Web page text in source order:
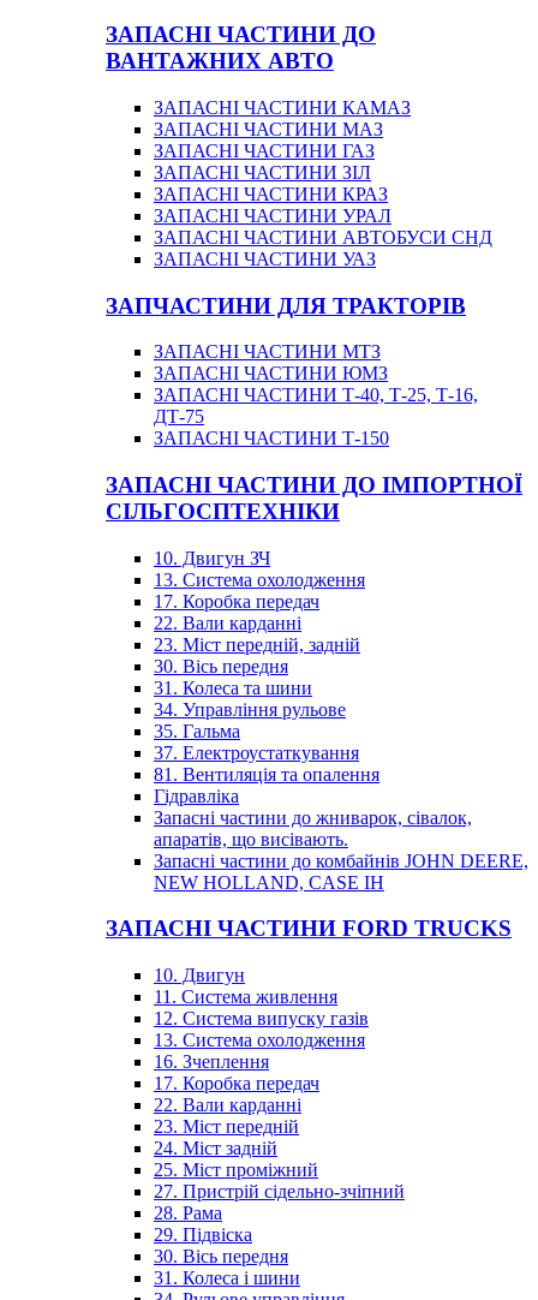
ЗАПАСНІ ЧАСТИНИ ДО
ВАНТАЖНИХ АВТО
ЗАПАСНІ ЧАСТИНИ КАМАЗ
ЗАПАСНІ ЧАСТИНИ МАЗ
ЗАПАСНІ ЧАСТИНИ ГАЗ
ЗАПАСНІ ЧАСТИНИ ЗІЛ
ЗАПАСНІ ЧАСТИНИ КРАЗ
ЗАПАСНІ ЧАСТИНИ УРАЛ
ЗАПАСНІ ЧАСТИНИ АВТОБУСИ СНД
ЗАПАСНІ ЧАСТИНИ УАЗ
ЗАПЧАСТИНИ ДЛЯ ТРАКТОРІВ
ЗАПАСНІ ЧАСТИНИ МТЗ
ЗАПАСНІ ЧАСТИНИ ЮМЗ
ЗАПАСНІ ЧАСТИНИ Т-40, Т-25, Т-16,
ДТ-75
ЗАПАСНІ ЧАСТИНИ Т-150
ЗАПАСНІ ЧАСТИНИ ДО ІМПОРТНОЇ
СІЛЬГОСПТЕХНІКИ
10. Двигун ЗЧ
13. Система охолодження
17. Коробка передач
22. Вали карданні
23. Міст передній, задній
30. Вісь передня
31. Колеса та шини
34. Управління рульове
35. Гальма
37. Електроустаткування
81. Вентиляція та опалення
Гідравліка
Запасні частини до жниварок, сівалок,
апаратів, що висівають.
Запасні частини до комбайнів JOHN DEERE,
NEW HOLLAND, CASE IH
ЗАПАСНІ ЧАСТИНИ FORD TRUCKS
10. Двигун
11. Система живлення
12. Система випуску газів
13. Система охолодження
16. Зчеплення
17. Коробка передач
22. Вали карданні
23. Міст передній
24. Міст задній
25. Міст проміжний
27. Пристрій сідельно-зчіпний
28. Рама
29. Підвіска
30. Вісь передня
31. Колеса і шини